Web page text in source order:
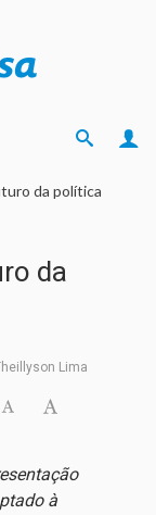
da política
da
Lima
à